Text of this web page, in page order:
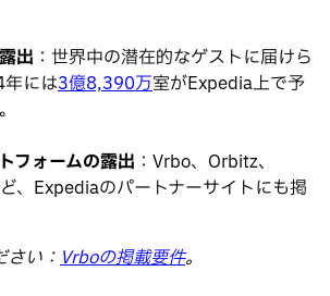
出 ：世界中の潜在的なゲストに届けら
には3億8,390万室がExpedia上で予
フォームの露出 ：Vrbo、Orbitz、
、Expediaのパートナーサイトにも掲
い：Vrboの掲載要件。